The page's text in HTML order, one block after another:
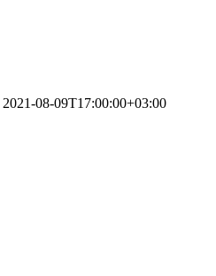
2021-08-09T17:00:00+03:00